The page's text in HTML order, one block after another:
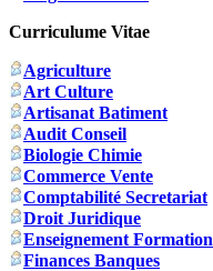
Curriculume Vitae
Agriculture
Art Culture
Artisanat Batiment
Audit Conseil
Biologie Chimie
Commerce Vente
Comptabilité Secretariat
Droit Juridique
Enseignement Formation
Finances Banques